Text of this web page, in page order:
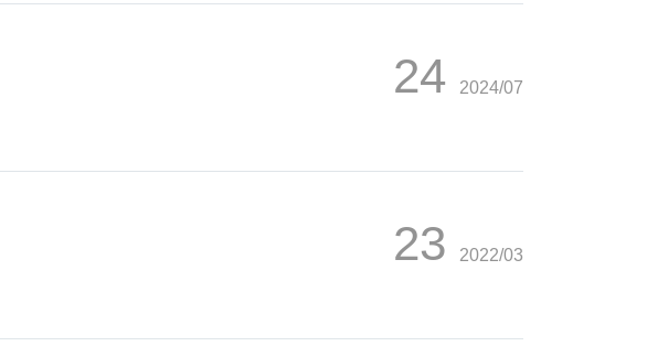
24 2024/07
23 2022/03